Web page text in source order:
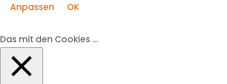
Anpassen
OK
Das mit den Cookies ...